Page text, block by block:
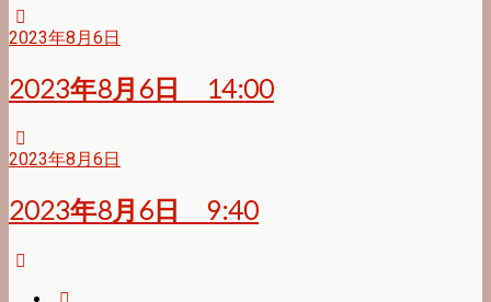
2023年8月6日
2023年8月6日 14:00
2023年8月6日
2023年8月6日 9:40